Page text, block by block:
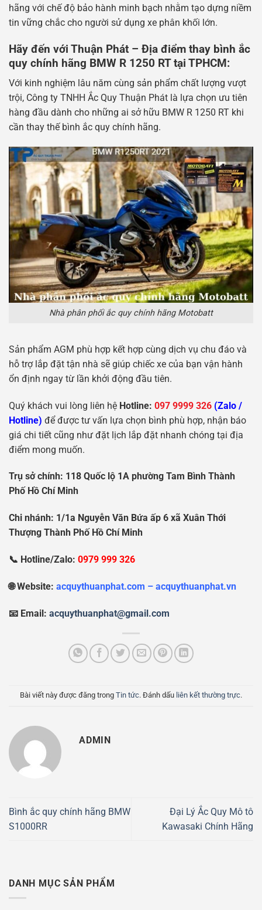
hãng với chế độ bảo hành minh bạch nhằm tạo dựng niềm
tin vững chắc cho người sử dụng xe phân khối lớn.
Hãy đến với Thuận Phát – Địa điểm thay bình ắc
quy chính hãng BMW R 1250 RT tại TPHCM:
Với kinh nghiệm lâu năm cùng sản phẩm chất lượng vượt
trội, Công ty TNHH Ắc Quy Thuận Phát là lựa chọn ưu tiên
hàng đầu dành cho những ai sở hữu BMW R 1250 RT khi
cần thay thế bình ắc quy chính hãng.
Nhà phân phối ắc quy chính hãng Motobatt
Sản phẩm AGM phù hợp kết hợp cùng dịch vụ chu đáo và
hỗ trợ lắp đặt tận nhà sẽ giúp chiếc xe của bạn vận hành
ổn định ngay từ lần khởi động đầu tiên.
Quý khách vui lòng liên hệ Hotline: 097 9999 326 (Zalo /
Hotline) để được tư vấn lựa chọn bình phù hợp, nhận báo
giá chi tiết cũng như đặt lịch lắp đặt nhanh chóng tại địa
điểm mong muốn.
Trụ sởchính: 118 Quốc l ộ 1A phường Tam Bình Thành
Phố Hồ Chí Minh
Chi nhánh: 1/1a Nguyễn Văn Bứa ấp 6 xã Xuân Thới
Thượng Thành Phố Hồ Chí Minh
📞 Hotline/Zalo: 0979 999 326
🌐 Website: acquythuanphat.com – acquythuanphat.vn
📧 Email: acquythuanphat@gmail.com
Bài viết này được đăng trong Tin tức. Đánh dấu liên kết thường trực.
ADMIN
Bình ắc quy chính hãng BMW
S1000RR
Đại Lý Ắc Quy Mô tô
Kawasaki Chính Hãng
DANH MỤC SẢN PHẨM